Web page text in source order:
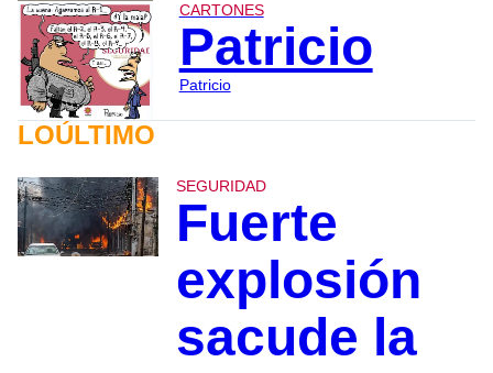
CARTONES
Patricio
Patricio
LOÚLTIMO
SEGURIDAD
Fuerte
explosión
sacude la